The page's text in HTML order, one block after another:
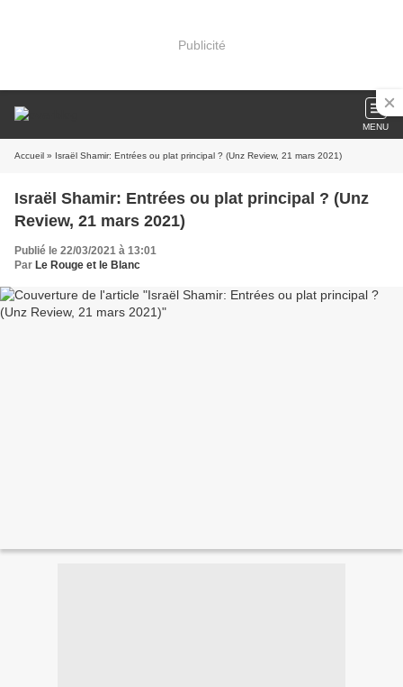
Publicité
MENU
Accueil » Israël Shamir: Entrées ou plat principal ? (Unz Review, 21 mars 2021)
Israël Shamir: Entrées ou plat principal ? (Unz
Review, 21 mars 2021)
Publié le 22/03/2021 à 13:01
Par Le Rouge et le Blanc